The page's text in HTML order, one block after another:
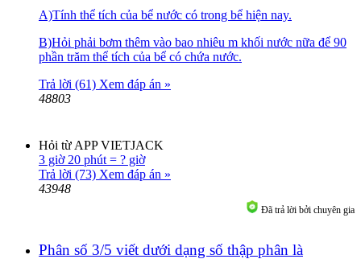
A)Tính thể tích của bể nước có trong bể hiện nay.
B)Hỏi phải bơm thêm vào bao nhiêu m khối nước nữa để 90
phần trăm thể tích của bể có chứa nước.
Trả lời (61) Xem đáp án »
48803
Hỏi từ APP VIETJACK
3 giờ 20 phút = ? giờ
Trả lời (73) Xem đáp án »
43948
Đã trả lời bởi chuyên gia
Phân số 3/5 viết dưới dạng số thập phân là